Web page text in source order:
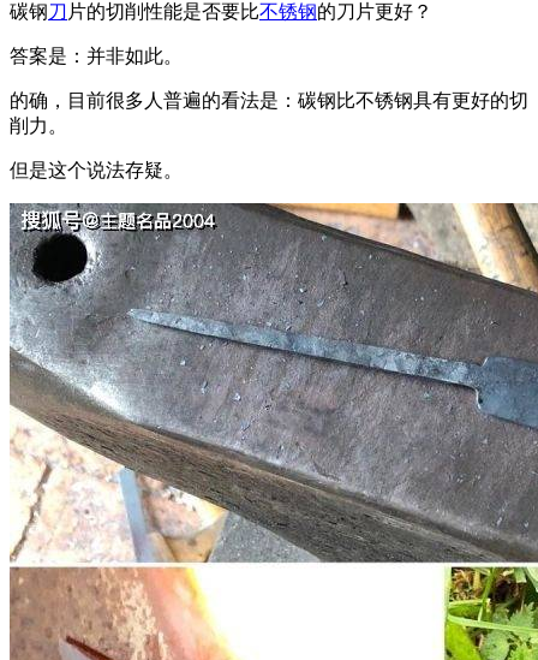
碳钢刀 片的切削性能是否要比不锈钢的刀片更好？
答案是：并非如此。
的确，目前很多人普遍的看法是：碳钢比不锈钢具有更好的切
削力。
但是这个说法存疑。